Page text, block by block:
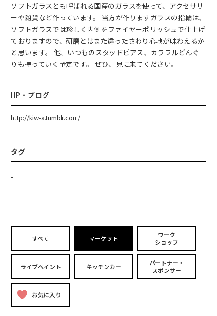
ソフトガラスとも呼ばれる国産のガラスを使って、アクセサリ
ーや雑貨など作っています。 当方が作りますガラスの指輪は、
ソフトガラスでは珍しく内側をファイヤーポリッシュで仕上げ
ておりますので、研磨とはまた違ったさわり心地が味わえるか
と思います。 他、いつものスタッドピアス、カラフルどんぐ
りも持っていく予定です。 ぜひ、見に来てください。
HP・ブログ
http://kiw-a.tumblr.com/
タグ
-
すべて マーケット
ワーク
ショップ
ライブペイント キッチンカー
パートナー・
スポンサー
お気に入り